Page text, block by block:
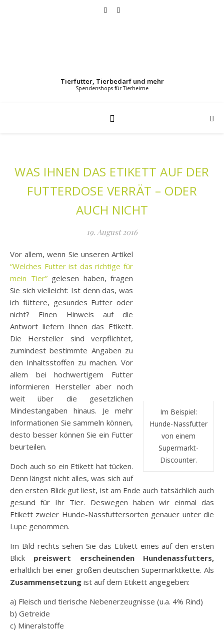
Tierfutter, Tierbedarf und mehr
WAS IHNEN DAS ETIKETT AUF DER
FUTTERDOSE VERRÄT – ODER
AUCH NICHT
19. August 2016
Im Beispiel:
Hunde-Nassfutter
von einem
Supermarkt-
Discounter.
Vor allem, wenn Sie unseren Artikel
“Welches Futter ist das richtige für
mein Tier”gelesen haben, fragen
Sie sich vielleicht: Ist denn das, was
ich füttere, gesundes Futter oder
nicht? Einen Hinweis auf die
Antwort liefern Ihnen das Etikett.
Die Hersteller sind verpflichtet,
zumindest bestimmte Angaben zu
den Inhaltsstoffen zu machen. Vor
allem bei hochwertigem Futter
informieren Hersteller aber noch
weit über die gesetzlichen
Mindestangaben hinaus. Je mehr
Informationen Sie sammeln können,
desto besser können Sie ein Futter
beurteilen.
Doch auch so ein Etikett hat tücken.
Denn längst nicht alles, was sich auf
den ersten Blick gut liest, ist am Ende auch tatsächlich auch
gesund für Ihr Tier. Deswegen haben wir einmal das
Etikett zweier Hunde-Nassfuttersorten genauer unter die
Lupe genommen.
Im Bild rechts sehen Sie das Etikett eines auf den ersten
Blick preiswert erscheinenden Hundenassfutters,
erhältlich bei einer großen deutschen Supermarktkette. Als
Zusammensetzung ist auf dem Etikett angegeben:
a) Fleisch und tierische Nebenerzeugnisse (u.a. 4% Rind)
b) Getreide
c) Mineralstoffe